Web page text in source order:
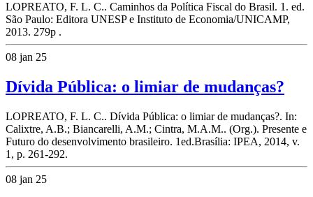
LOPREATO, F. L. C.. Caminhos da Política Fiscal do Brasil. 1. ed.
São Paulo: Editora UNESP e Instituto de Economia/UNICAMP,
2013. 279p .
08 jan 25
Dívida Pública: o limiar de mudanças?
LOPREATO, F. L. C.. Dívida Pública: o limiar de mudanças?. In:
Calixtre, A.B.; Biancarelli, A.M.; Cintra, M.A.M.. (Org.). Presente e
Futuro do desenvolvimento brasileiro. 1ed.Brasília: IPEA, 2014, v.
1, p. 261-292.
08 jan 25